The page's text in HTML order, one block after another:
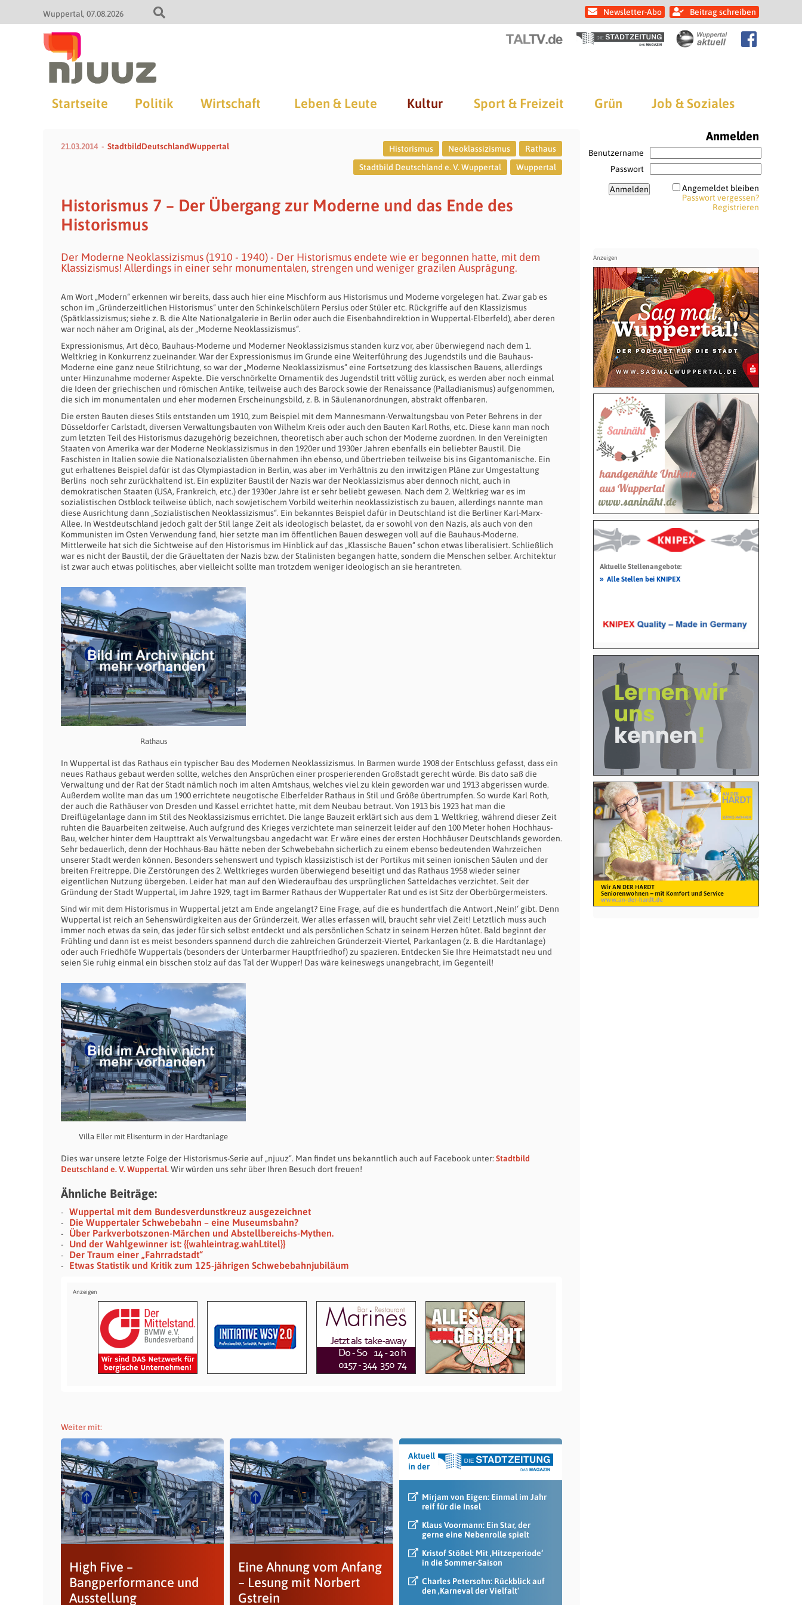
Wuppertal 07.08.2026 Newsletter-Abo Beitrag schreiben
Startseite Politik Wirtschaft Leben & Leute Kultur Sport & Freizeit Grün Job & Soziales
21.03.2014 StadtbildDeutschlandWuppertal Historismus Neoklassizismus
Rathaus
Stadtbild Deutschland e. V. Wuppertal
Wuppertal
Historismus 7 – Der Übergang zur Moderne und das Ende des
Historismus
Der Moderne Neoklassizismus (1910 - 1940) - Der Historismus endete wie er begonnen hatte, mit dem
Klassizismus! Allerdings in einer sehr monumentalen, strengen und weniger grazilen Ausprägung.
Am Wort „Modern“ erkennen wir bereits, dass auch hier eine Mischform aus Historismus und Moderne vorgelegen hat. Zwar gab es
schon im „Gründerzeitlichen Historismus“ unter den Schinkelschülern Persius oder Stüler etc. Rückgriffe auf den Klassizismus
(Spätklassizismus; siehe z. B. die Alte Nationalgalerie in Berlin oder auch die Eisenbahndirektion in Wuppertal-Elberfeld), aber deren
war noch näher am Original, als der „Moderne Neoklassizismus“.
Expressionismus, Art déco, Bauhaus-Moderne und Moderner Neoklassizismus standen kurz vor, aber überwiegend nach dem 1.
Weltkrieg in Konkurrenz zueinander. War der Expressionismus im Grunde eine Weiterführung des Jugendstils und die Bauhaus-
Moderne eine ganz neue Stilrichtung, so war der „Moderne Neoklassizismus“ eine Fortsetzung des klassischen Bauens, allerdings
unter Hinzunahme moderner Aspekte. Die verschnörkelte Ornamentik des Jugendstil tritt völlig zurück, es werden aber noch einmal
die Ideen der griechischen und römischen Antike, teilweise auch des Barock sowie der Renaissance (Palladianismus) aufgenommen,
die sich im monumentalen und eher modernen Erscheinungsbild, z. B. in Säulenanordnungen, abstrakt offenbaren.
Die ersten Bauten dieses Stils entstanden um 1910, zum Beispiel mit dem Mannesmann-Verwaltungsbau von Peter Behrens in der
Düsseldorfer Carlstadt, diversen Verwaltungsbauten von Wilhelm Kreis oder auch den Bauten Karl Roths, etc. Diese kann man noch
zum letzten Teil des Historismus dazugehörig bezeichnen, theoretisch aber auch schon der Moderne zuordnen. In den Vereinigten
Staaten von Amerika war der Moderne Neoklassizismus in den 1920er und 1930er Jahren ebenfalls ein beliebter Baustil. Die
Faschisten in Italien sowie die Nationalsozialisten übernahmen ihn ebenso, und übertrieben teilweise bis ins Gigantomanische. Ein
gut erhaltenes Beispiel dafür ist das Olympiastadion in Berlin, was aber im Verhältnis zu den irrwitzigen Pläne zur Umgestaltung
Berlins noch sehr zurückhaltend ist. Ein expliziter Baustil der Nazis war der Neoklassizismus aber dennoch nicht, auch in
demokratischen Staaten (USA, Frankreich, etc.) der 1930er Jahre ist er sehr beliebt gewesen. Nach dem 2. Weltkrieg war es im
sozialistischen Ostblock teilweise üblich, nach sowjetischem Vorbild weiterhin neoklassizistisch zu bauen, allerdings nannte man
diese Ausrichtung dann „Sozialistischen Neoklassizismus“. Ein bekanntes Beispiel dafür in Deutschland ist die Berliner Karl-Marx-
Allee. In Westdeutschland jedoch galt der Stil lange Zeit als ideologisch belastet, da er sowohl von den Nazis, als auch von den
Kommunisten im Osten Verwendung fand, hier setzte man im öffentlichen Bauen deswegen voll auf die Bauhaus-Moderne.
Mittlerweile hat sich die Sichtweise auf den Historismus im Hinblick auf das „Klassische Bauen“ schon etwas liberalisiert. Schließlich
war es nicht der Baustil, der die Gräueltaten der Nazis bzw. der Stalinisten begangen hatte, sondern die Menschen selber. Architektur
ist zwar auch etwas politisches, aber vielleicht sollte man trotzdem weniger ideologisch an sie herantreten.
Rathaus
In Wuppertal ist das Rathaus ein typischer Bau des Modernen Neoklassizismus. In Barmen wurde 1908 der Entschluss gefasst, dass ein
neues Rathaus gebaut werden sollte, welches den Ansprüchen einer prosperierenden Großstadt gerecht würde. Bis dato saß die
Verwaltung und der Rat der Stadt nämlich noch im alten Amtshaus, welches viel zu klein geworden war und 1913 abgerissen wurde.
Außerdem wollte man das um 1900 errichtete neugotische Elberfelder Rathaus in Stil und Größe übertrumpfen. So wurde Karl Roth,
der auch die Rathäuser von Dresden und Kassel errichtet hatte, mit dem Neubau betraut. Von 1913 bis 1923 hat man die
Dreiflügelanlage dann im Stil des Neoklassizismus errichtet. Die lange Bauzeit erklärt sich aus dem 1. Weltkrieg, während dieser Zeit
ruhten die Bauarbeiten zeitweise. Auch aufgrund des Krieges verzichtete man seinerzeit leider auf den 100 Meter hohen Hochhaus-
Bau, welcher hinter dem Haupttrakt als Verwaltungsbau angedacht war. Er wäre eines der ersten Hochhäuser Deutschlands geworden.
Sehr bedauerlich, denn der Hochhaus-Bau hätte neben der Schwebebahn sicherlich zu einem ebenso bedeutenden Wahrzeichen
unserer Stadt werden können. Besonders sehenswert und typisch klassizistisch ist der Portikus mit seinen ionischen Säulen und der
breiten Freitreppe. Die Zerstörungen des 2. Weltkrieges wurden überwiegend beseitigt und das Rathaus 1958 wieder seiner
eigentlichen Nutzung übergeben. Leider hat man auf den Wiederaufbau des ursprünglichen Satteldaches verzichtet. Seit der
Gründung der Stadt Wuppertal, im Jahre 1929, tagt im Barmer Rathaus der Wuppertaler Rat und es ist Sitz der Oberbürgermeisters.
Sind wir mit dem Historismus in Wuppertal jetzt am Ende angelangt? Eine Frage, auf die es hundertfach die Antwort ‚Nein!‘ gibt. Denn
Wuppertal ist reich an Sehenswürdigkeiten aus der Gründerzeit. Wer alles erfassen will, braucht sehr viel Zeit! Letztlich muss auch
immer noch etwas da sein, das jeder für sich selbst entdeckt und als persönlichen Schatz in seinem Herzen hütet. Bald beginnt der
Frühling und dann ist es meist besonders spannend durch die zahlreichen Gründerzeit-Viertel, Parkanlagen (z. B. die Hardtanlage)
oder auch Friedhöfe Wuppertals (besonders der Unterbarmer Hauptfriedhof) zu spazieren. Entdecken Sie Ihre Heimatstadt neu und
seien Sie ruhig einmal ein bisschen stolz auf das Tal der Wupper! Das wäre keineswegs unangebracht, im Gegenteil!
Villa Eller mit Elisenturm in der Hardtanlage
Dies war unsere letzte Folge der Historismus-Serie auf „njuuz“. Man findet uns bekanntlich auch auf Facebook unter: Stadtbild
Deutschland e. V. Wuppertal.Wir würden uns sehr über Ihren Besuch dort freuen!
Ähnliche Beiträge:
Wuppertal mit dem Bundesverdunstkreuz ausgezeichnet
Die Wuppertaler Schwebebahn – eine Museumsbahn?
Über Parkverbotszonen-Märchen und Abstellbereichs-Mythen.
Und der Wahlgewinner ist: {{wahleintrag.wahl.titel}}
Der Traum einer „Fahrradstadt“
Etwas Statistik und Kritik zum 125-jährigen Schwebebahn­jubiläum
Weiter mit:
High Five –
Bangperformance und
Ausstellung
Eine Ahnung vom Anfang
– Lesung mit Norbert
Gstrein
Aktuell
in der
Mirjam von Eigen: Einmal im Jahr
reif für die Insel
Klaus Voormann: Ein Star, der
gerne eine Nebenrolle spielt
Kristof Stößel: Mit ‚Hitzeperiode‘
in die Sommer-Saison
Charles Petersohn: Rückblick auf
den ‚Karneval der Vielfalt‘
Anmelden
Benutzername
Passwort
Angemeldet bleiben
Passwort vergessen?
Registrieren
Aktuelle Stellenangebote:
» Alle Stellen bei KNIPEX